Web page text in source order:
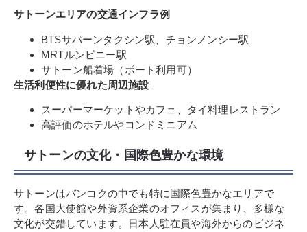
サトーンエリアの交通インフラ例
BTSサパーンタクシン駅、チョンノンシー駅
MRTルンピニー駅
サトーン船着場（ボート利用可）
生活利便性に優れた周辺施設
スーパーマーケットやカフェ、タイ料理レストラン
高評価のホテルやコンドミニアム
サトーンの文化・国際色豊かな環境
サトーンはバンコクの中でも特に国際色豊かなエリアで
す。各国大使館や外資系企業のオフィスが集まり、多様な
文化が交錯しています。日本人駐在員や海外からのビジネ